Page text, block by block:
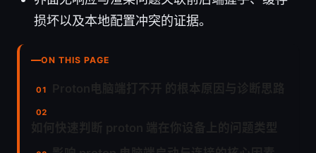
损坏以及本地配置冲突的证据。
ON THIS PAGE